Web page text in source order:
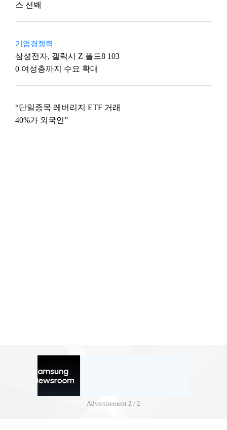
스 선봬
기업경쟁력
삼성전자, 갤럭시 Z 폴드8 103
0 여성층까지 수요 확대
“단일종목 레버리지 ETF 거래
40%가 외국인”
Advertisement 2 / 2